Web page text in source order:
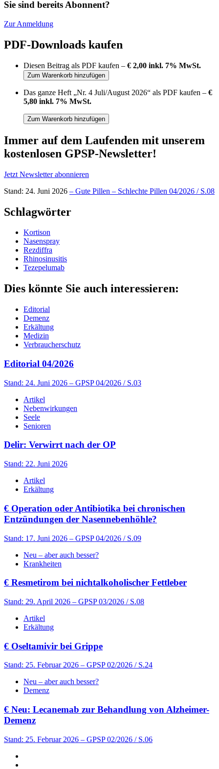
Sie sind bereits Abonnent?
Zur Anmeldung
PDF-Downloads kaufen
Diesen Beitrag als PDF kaufen – € 2,00 inkl. 7% MwSt.
Das ganze Heft „Nr. 4 Juli/August 2026“ als PDF kaufen – €
5,80 inkl. 7% MwSt.
Immer auf dem Laufenden mit unserem
kostenlosen GPSP-Newsletter!
Jetzt Newsletter abonnieren
Stand: 24. Juni 2026 – Gute Pillen – Schlechte Pillen 04/2026 / S.08
Schlagwörter
Kortison
Nasenspray
Rezdiffra
Rhinosinusitis
Tezepelumab
Dies könnte Sie auch interessieren:
Editorial
Demenz
Erkältung
Medizin
Verbraucherschutz
Editorial 04/2026
Stand: 24. Juni 2026 – GPSP 04/2026 / S.03
Artikel
Nebenwirkungen
Seele
Senioren
Delir: Verwirrt nach der OP
Stand: 22. Juni 2026
Artikel
Erkältung
€ Operation oder Antibiotika bei chronischen
Entzündungen der Nasennebenhöhle?
Stand: 17. Juni 2026 – GPSP 04/2026 / S.09
Neu – aber auch besser?
Krankheiten
€ Resmetirom bei nichtalkoholischer Fettleber
Stand: 29. April 2026 – GPSP 03/2026 / S.08
Artikel
Erkältung
€ Oseltamivir bei Grippe
Stand: 25. Februar 2026 – GPSP 02/2026 / S.24
Neu – aber auch besser?
Demenz
€ Neu: Lecanemab zur Behandlung von Alzheimer-
Demenz
Stand: 25. Februar 2026 – GPSP 02/2026 / S.06